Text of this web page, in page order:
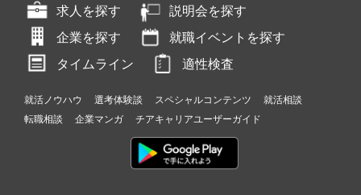
求人を探す
説明会を探す
企業を探す
就職イベントを探す
タイムライン
適性検査
就活ノウハウ 選考体験談 スペシャルコンテンツ
就活相談
転職相談
企業マンガ チアキャリアユーザーガイド